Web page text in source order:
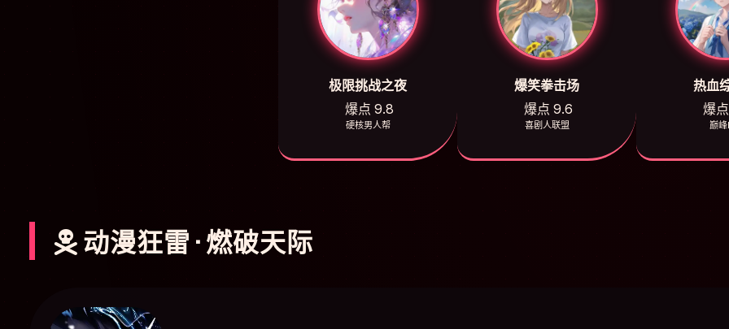
极限挑战之夜
爆点 9.8
硬核男人帮
爆笑拳击场
爆点 9.6
喜剧人联盟
热血
爆
巅
动漫狂雷 · 燃破天际